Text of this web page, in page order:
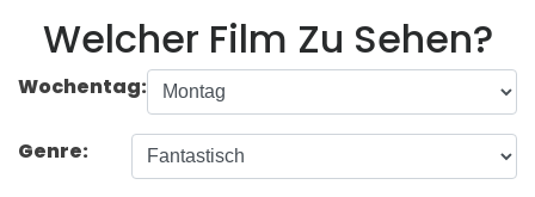
Welcher Film Zu Sehen?
Wochentag:
Genre: